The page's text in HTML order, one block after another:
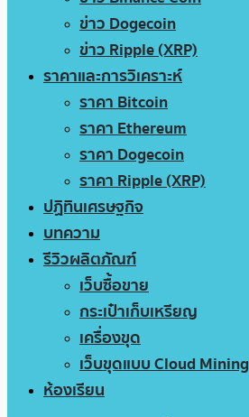
ข่าว Dogecoin
ข่าว Ripple (XRP)
ราคาและการวิเคราะห์
ราคา Bitcoin
ราคา Ethereum
ราคา Dogecoin
ราคา Ripple (XRP)
ปฏิทินเศรษฐกิจ
บทความ
รีวิวผลิตภัณฑ์
เว็บซื้อขาย
กระเป๋าเก็บเหรียญ
เครื่องขุด
เว็บขุดแบบ Cloud Mining
ห้องเรียน